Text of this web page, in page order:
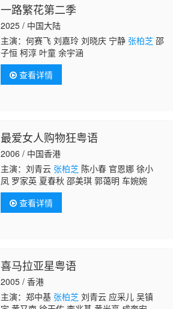
一路繁花第二季
2025 / 中国大陆
主演：何赛飞 刘嘉玲 刘晓庆 宁静 张柏芝邵
子恒 柯淳 叶童 余宇涵
查看详情
最爱女人购物狂粤语
2006 / 中国香港
主演：刘青云 张柏芝陈小春 官恩娜 徐小
凤 罗家英 夏春秋 邵美琪 郭蔼明 车婉婉
查看详情
喜马拉亚星粤语
2005 / 香港
主演：郑中基 张柏芝刘青云 应采儿 吴镇